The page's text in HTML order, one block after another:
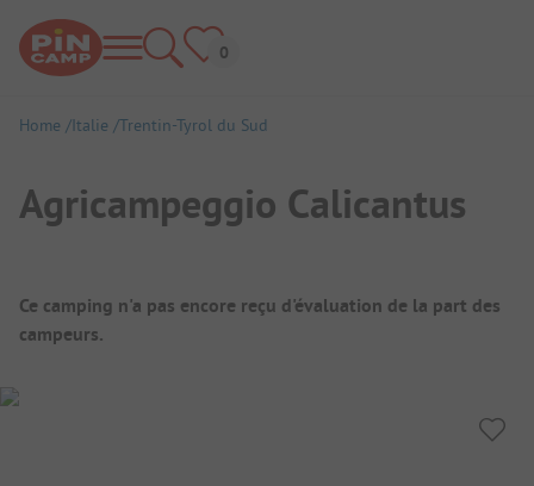
Home Italie Trentin-Tyrol du Sud
Agricampeggio Calicantus
Aperçu du camping
Ce camping n'a pas encore reçu d'évaluation de la part des
campeurs.